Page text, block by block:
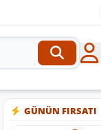
GÜNÜN FIRSATI